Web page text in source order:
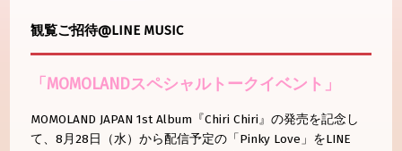
観覧ご招待@LINE MUSIC
「 MOMOLANDスペシャルト ークイベント」
MOMOLAND JAPAN 1st Album 『Chiri Chiri』の発売を記念し
て、 8月28日（水）から配信予定の「 Pinky Love」をLINE